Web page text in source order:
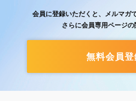
会員に登録いただくと、メルマガ
さらに会員専用ページの
無料会員